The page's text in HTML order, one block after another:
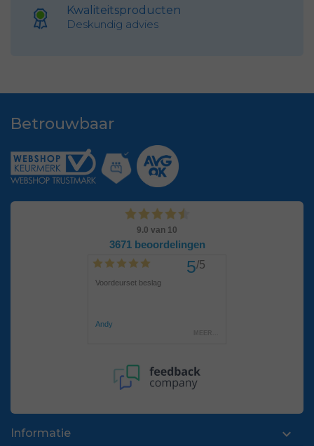
Kwaliteitsproducten
Deskundig advies
Betrouwbaar
Informatie 